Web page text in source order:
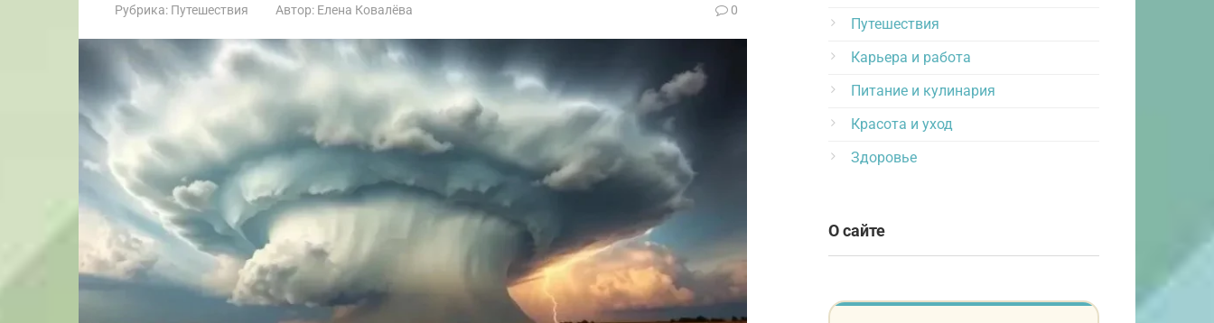
Рубрика: Путешествия Автор: Елена Ковалёва 0
Путешествия
Карьера и работа
Питание и кулинария
Красота и уход
Здоровье
О сайте